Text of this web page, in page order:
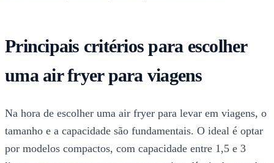
Principais critérios para escolher
uma air fryer para viagens
Na hora de escolher uma air fryer para levar em viagens, o
tamanho e a capacidade são fundamentais. O ideal é optar
por modelos compactos, com capacidade entre 1,5 e 3